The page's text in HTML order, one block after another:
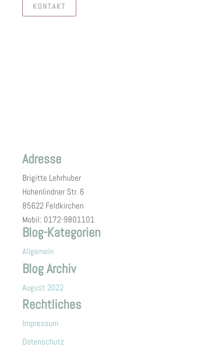
KONTAKT
Adresse
Brigitte Lehrhuber
Hohenlindner Str. 6
85622 Feldkirchen
Mobil: 0172-9801101
Blog-Kategorien
Allgemein
Blog Archiv
August 2022
Rechtliches
Impressum
Datenschutz